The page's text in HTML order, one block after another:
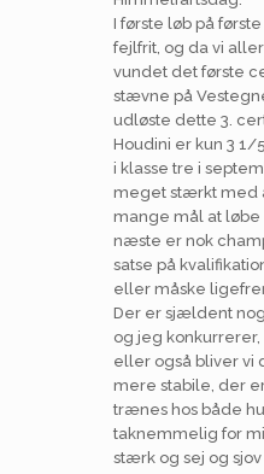
I første løb på
fejlfrit, og da vi
vundet det første
stævne på
udløste dette 3.
Houdini er kun 3
i klasse tre i
meget stærkt med
mange mål at løbe
næste er nok
satse på
eller måske
Der er sjældent
og jeg
eller også bliver vi
mere stabile, der
trænes hos både
taknemmelig for
stærk og sej og